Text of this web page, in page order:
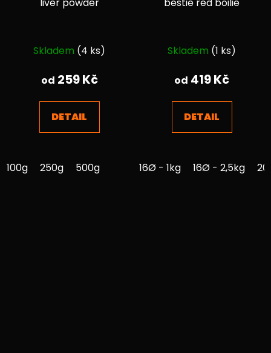
liver powder
hodnocení
produktu
5,0
z
Skladem (4 ks)
od 259 Kč
DETAIL
100g 250g 500g
bestie red boilie
hodnocení
produktu
4,1
z
Skladem (1 ks)
od 419 Kč
DETAIL
16Ø - 1kg 16Ø - 2,5kg